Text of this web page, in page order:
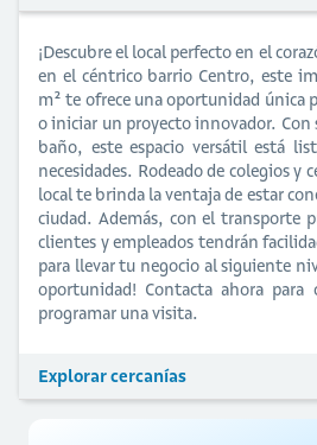
¡Descubre el local perfecto en el
en el céntrico barrio Centro, este
m² te ofrece una oportunidad única
o iniciar un proyecto innovador. Con
baño, este espacio versátil está
necesidades. Rodeado de colegios y
local te brinda la ventaja de estar
ciudad. Además, con el transporte
clientes y empleados tendrán
para llevar tu negocio al siguiente
oportunidad! Contacta ahora para
programar una visita.
Explorar cercanías